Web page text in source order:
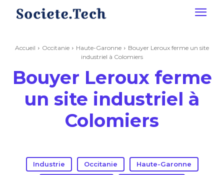
Accueil Occitanie Haute-Garonne
Bouyer Leroux ferme un site
industriel à Colomiers
Bouyer Leroux ferme
un site industriel à
Colomiers
Industrie Occitanie Haute-Garonne